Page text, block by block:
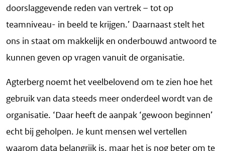
doorslaggevende reden van vertrek – tot op
teamniveau- in beeld te krijgen.’ Daarnaast stelt het
ons in staat om makkelijk en onderbouwd antwoord te
kunnen geven op vragen vanuit de organisatie.
Agterberg noemt het veelbelovend om te zien hoe het
gebruik van data steeds meer onderdeel wordt van de
organisatie. ‘Daar heeft de aanpak ‘gewoon beginnen’
echt bij geholpen. Je kunt mensen wel vertellen
waarom data belangrijk is, maar het is nog beter om te